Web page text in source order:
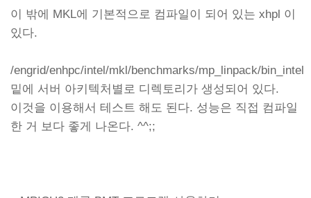
이 밖에 MKL에 기본적으로 컴파일이 되어 있는 xhpl 이
있다.
/engrid/enhpc/intel/mkl/benchmarks/mp_linpack/bin_intel
밑에 서버 아키텍처별로 디렉토리가 생성되어 있다.
이것을 이용해서 테스트 해도 된다. 성능은 직접 컴파일
한 거 보다 좋게 나온다. ^^;;